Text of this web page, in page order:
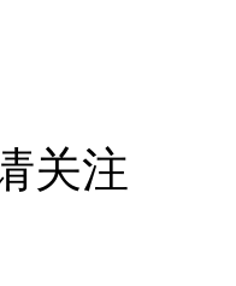
关注